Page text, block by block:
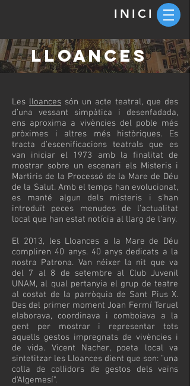
INICI
LLOANCES
Les lloances són un acte teatral, que des
d’una vessant simpàtica i desenfadada,
ens aproxima a vivències del poble més
pròximes i altres més històriques. Es
tracta d'escenificacions teatrals que es
van iniciar el 1973 amb la finalitat de
mostrar sobre un escenari els Misteris i
Martiris de la Processó de la Mare de Déu
de la Salut. Amb el temps han evolucionat,
es manté algun dels misteris i s'han
introduït peces menudes de l'actualitat
local que han estat notícia al llarg de l'any.
El 2013, les Lloances a la Mare de Déu
compliren 40 anys. 40 anys dedicats a la
nostra Patrona. Van néixer la nit que va
del 7 al 8 de setembre al Club Juvenil
UNAM, al qual pertanyia el grup de teatre
al costat de la parròquia de Sant Pius X.
Des del primer moment Joan Fermí Teruel
elaborava, coordinava i comboiava a la
gent per mostrar i representar tots
aquells gestos impregnats de vivències i
de vida. Vicent Nacher, poeta local va
sintetitzar les Lloances dient que son: "una
colla de collidors de gestos dels veïns
d'Algemesí".